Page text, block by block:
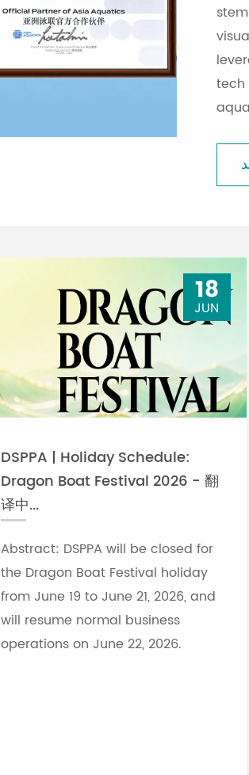
tech
18
JUN
DSPPA | Holiday Schedule:
Dragon Boat Festival 2026 - 翻
译中...
Abstract: DSPPA will be closed for
the Dragon Boat Festival holiday
from June 19 to June 21, 2026, and
will resume normal business
operations on June 22, 2026.